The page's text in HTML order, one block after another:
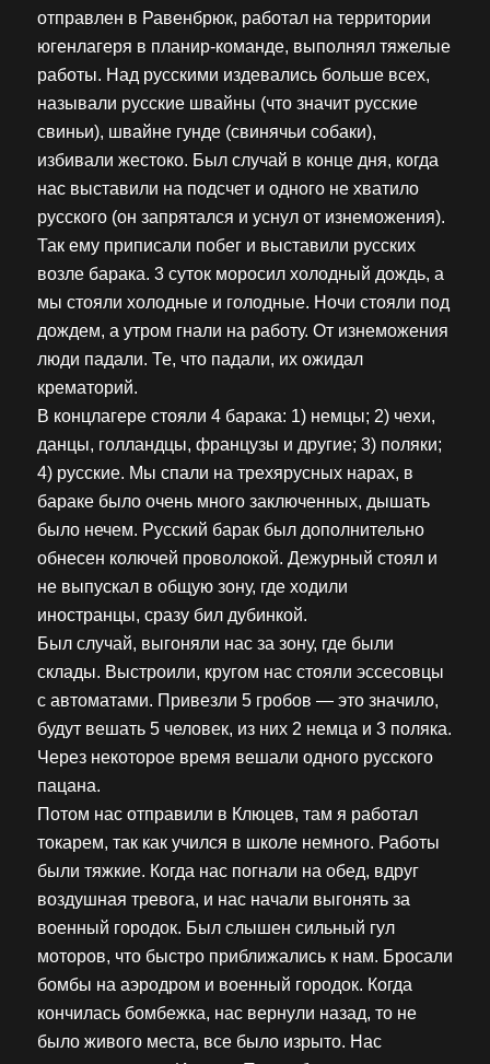
отправлен в Равенбрюк, работал на территории
югенлагеря в планир-команде, выполнял тяжелые
работы. Над русскими издевались больше всех,
называли русские швайны (что значит русские
свиньи), швайне гунде (свинячьи собаки),
избивали жестоко. Был случай в конце дня, когда
нас выставили на подсчет и одного не хватило
русского (он запрятался и уснул от изнеможения).
Так ему приписали побег и выставили русских
возле барака. 3 суток моросил холодный дождь, а
мы стояли холодные и голодные. Ночи стояли под
дождем, а утром гнали на работу. От изнеможения
люди падали. Те, что падали, их ожидал
крематорий.
В концлагере стояли 4 барака: 1) немцы; 2) чехи,
данцы, голландцы, французы и другие; 3) поляки;
4) русские. Мы спали на трехярусных нарах, в
бараке было очень много заключенных, дышать
было нечем. Русский барак был дополнительно
обнесен колючей проволокой. Дежурный стоял и
не выпускал в общую зону, где ходили
иностранцы, сразу бил дубинкой.
Был случай, выгоняли нас за зону, где были
склады. Выстроили, кругом нас стояли эссесовцы
с автоматами. Привезли 5 гробов — это значило,
будут вешать 5 человек, из них 2 немца и 3 поляка.
Через некоторое время вешали одного русского
пацана.
Потом нас отправили в Клюцев, там я работал
токарем, так как учился в школе немного. Работы
были тяжкие. Когда нас погнали на обед, вдруг
воздушная тревога, и нас начали выгонять за
военный городок. Был слышен сильный гул
моторов, что быстро приближались к нам. Бросали
бомбы на аэродром и военный городок. Когда
кончилась бомбежка, нас вернули назад, то не
было живого места, все было изрыто. Нас